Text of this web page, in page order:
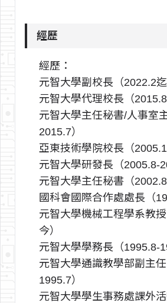
經歷
經歷：
元智大學副校長（2022.2迄
元智大學代理校長（
元智大學主任秘書/人事室
2015.7）
亞東技術學院校長（
元智大學研發長（2005.8-
元智大學主任秘書（
國科會國際合作處處長（
元智大學機械工程學系教
今）
元智大學學務長（1995.8-
元智大學通識教學部副主
1995.7）
元智大學學生事務處課外